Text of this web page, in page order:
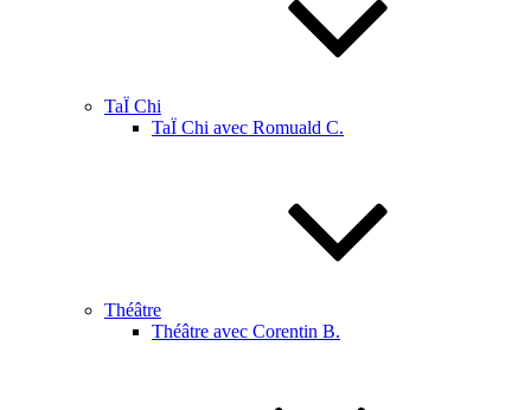
TaÏ Chi
TaÏ Chi avec Romuald C.
Théâtre
Théâtre avec Corentin B.